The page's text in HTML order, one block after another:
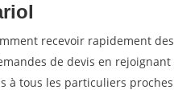
recevoir rapidement des
de devis en rejoignant
à tous les particuliers proches